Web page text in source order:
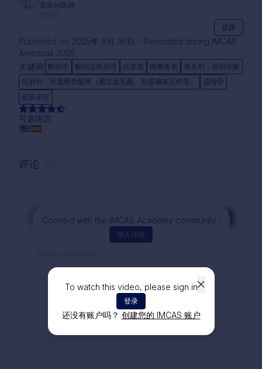
To watch this video, please sign in
登录
还没有账户吗？ 创建您的 IMCAS 账户
皮肤科医师
披露
Published on 2025年 6月 30日 - Recorded during IMCAS
Americas 2025
关键词: 解剖学 解剖注射原理 抗衰老 肉毒毒素
填充剂：透明质酸
注射剂：非透明质酸类（聚左旋乳酸、羟基磷灰石钙等）
遗传学
皮肤老化
可选语言:
评论
Connect with the IMCAS Academy community !
加入讨论
评论